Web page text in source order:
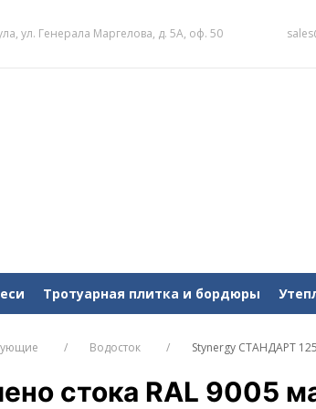
ул. Генерала Маргелова, д. 5А, оф. 50
Тротуарная плитка и бордюры
Водосток Stynergy СТАНДАРТ
стока RAL 9005